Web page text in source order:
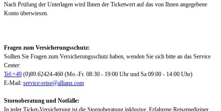
Nach Prüfung der Unterlagen wird Ihnen der Ticketwert auf das von Ihnen angegebene
Konto überwiesen.
Fragen zum Versicherungsschutz:
Sollten Sie Fragen zum Versicherungsschutz haben, wenden Sie sich bitte an das Service
Center:
Tel:+49 (0)89.62424-460 (Mo.-Fr. 08:30 - 19:00 Uhr und Sa 09:00 - 14:00 Uhr)
E-Mail: service-reise@allianz.com
Stornoberatung und Notfälle:
In jeder Ticket-Versicherung ist die Stornoberatung inklusive. Erfahrene Reisemediziner